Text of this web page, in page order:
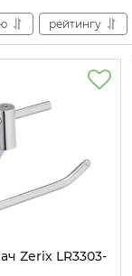
рейтингу
Zerix LR3303-